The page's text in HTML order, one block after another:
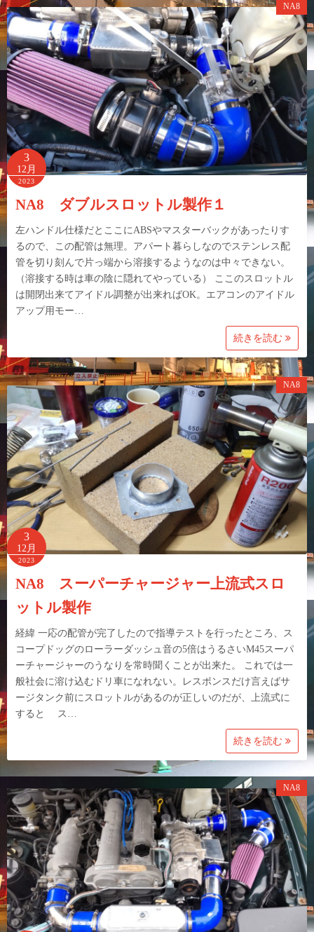
NA8
3
12月
2023
NA8 ダブルスロットル製作１
左ハンドル仕様だとここにABSやマスターバックがあったりす
るので、この配管は無理。アパート暮らしなのでステンレス配
管を切り刻んで片っ端から溶接するようなのは中々できない。
（溶接する時は車の陰に隠れてやっている） ここのスロットル
は開閉出来てアイドル調整が出来ればOK。エアコンのアイドル
アップ用モー…
続きを読む
NA8
3
12月
2023
NA8 スーパーチャージャー上流式スロ
ットル製作
経緯 一応の配管が完了したので指導テストを行ったところ、ス
コープドッグのローラーダッシュ音の5倍はうるさいM45スーパ
ーチャージャーのうなりを常時聞くことが出来た。 これでは一
般社会に溶け込むドリ車になれない。レスポンスだけ言えばサ
ージタンク前にスロットルがあるのが正しいのだが、上流式に
すると ス…
続きを読む
NA8